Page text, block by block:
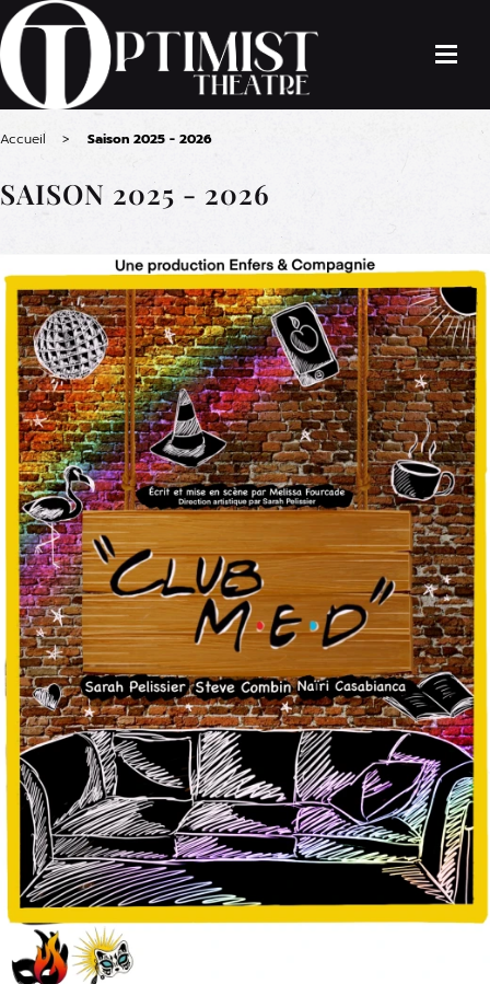
Accueil Saison 2025 - 2026
SAISON 2025 - 2026